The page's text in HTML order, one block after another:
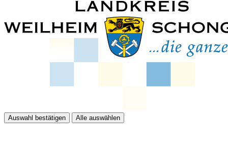
Auswahl bestätigen Alle auswählen